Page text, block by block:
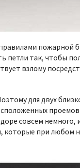
пожарной
петли так, чтобы
взлому
для двух
совсем
при любом